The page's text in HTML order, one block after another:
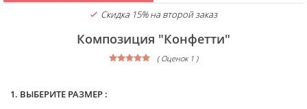
Скидка 15% на второй заказ
Композиция "Конфетти"
( Оценок 1 )
1. ВЫБЕРИТЕ РАЗМЕР :